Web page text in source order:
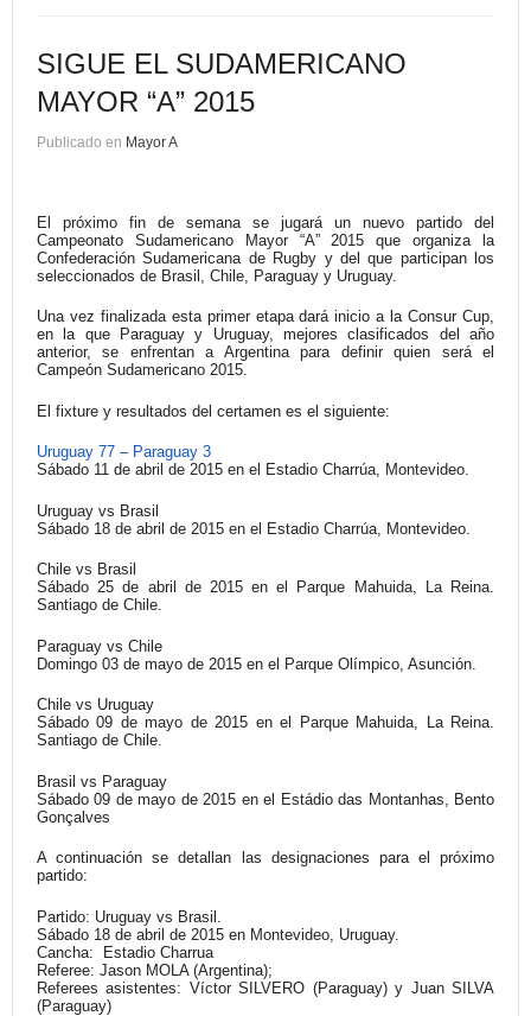
SIGUE EL SUDAMERICANO
MAYOR “A” 2015
Publicado en Mayor A
El próximo fin de semana se jugará un nuevo partido del
Campeonato Sudamericano Mayor “A” 2015 que organiza la
Confederación Sudamericana de Rugby y del que participan los
seleccionados de Brasil, Chile, Paraguay y Uruguay.
Una vez finalizada esta primer etapa dará inicio a la Consur Cup,
en la que Paraguay y Uruguay, mejores clasificados del año
anterior, se enfrentan a Argentina para definir quien será el
Campeón Sudamericano 2015.
El fixture y resultados del certamen es el siguiente:
Uruguay 77 – Paraguay 3
Sábado 11 de abril de 2015 en el Estadio Charrúa, Montevideo.
Uruguay vs Brasil
Sábado 18 de abril de 2015 en el Estadio Charrúa, Montevideo.
Chile vs Brasil
Sábado 25 de abril de 2015 en el Parque Mahuida, La Reina.
Santiago de Chile.
Paraguay vs Chile
Domingo 03 de mayo de 2015 en el Parque Olímpico, Asunción.
Chile vs Uruguay
Sábado 09 de mayo de 2015 en el Parque Mahuida, La Reina.
Santiago de Chile.
Brasil vs Paraguay
Sábado 09 de mayo de 2015 en el Estádio das Montanhas, Bento
Gonçalves
A continuación se detallan las designaciones para el próximo
partido:
Partido: Uruguay vs Brasil.
Sábado 18 de abril de 2015 en Montevideo, Uruguay.
Cancha: Estadio Charrua
Referee: Jason MOLA (Argentina);
Referees asistentes: Víctor SILVERO (Paraguay) y Juan SILVA
(Paraguay)